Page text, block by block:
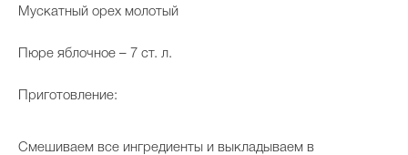
Мускатный орех молотый
Пюре яблочное – 7 ст. л.
Приготовление:
Смешиваем все ингредиенты и выкладываем в